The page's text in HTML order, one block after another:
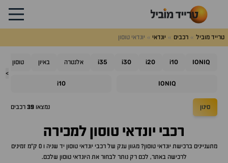
טרייד מוביל רכבים יונדאי יונדאי טוסון
>
IONIQ
i10
i20
i30
i35 אלנטרה באיון טוסון
IONIQ
i10
סינון נמצאו 39 רכבים
רכבי יונדאי טוסון למכירה
מתעניינים ברכישת יונדאי טוסון? מגוון ענק של רכבי יונדאי טוסון
יד שניה ו 0 ק"מ זמינים
לרכישה באתר, לכם רק נותר לבחור את היונדאי טוסון שלכם.